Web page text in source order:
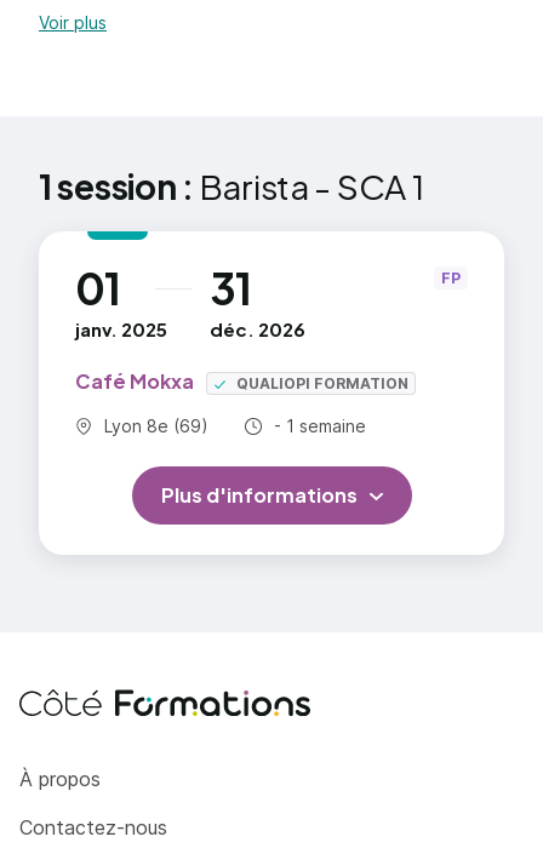
Voir plus
1 session : Barista - SCA 1
01
janv. 2025
au 31
déc. 2026
Café Mokxa QUALIOPI FORMATION
Commune :
Lyon 8e (69) Durée totale :
- 1 semaine
FP
Plus d'informations
Côté Formations
À propos
Contactez-nous